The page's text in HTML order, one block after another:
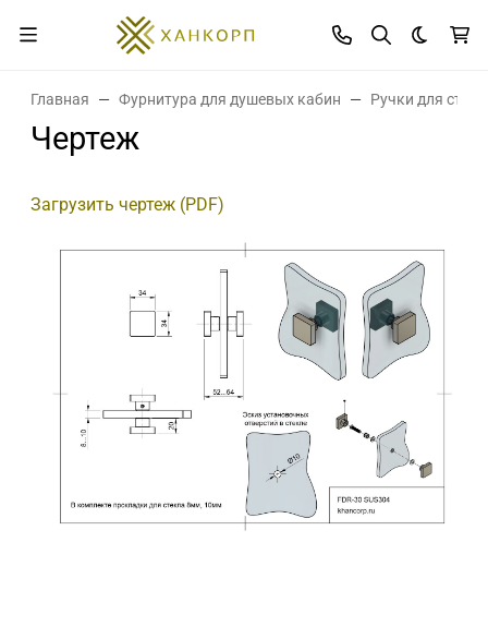
Темная
Главная Фурнитура для душевых кабин Ручки для
Чертеж
Загрузить чертеж (PDF)